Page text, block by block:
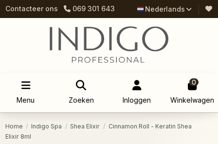
Contacteer ons 069 301 643 Nederlands
Menu Zoeken Inloggen
0
Winkelwagen
Home Indigo Spa Shea Elixir
Cinnamon Roll - Keratin Shea
Elixir 8ml